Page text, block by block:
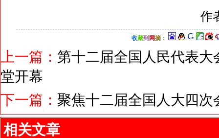
作
收藏到 网摘：
上一篇： 第十二届全国人民代表
堂开幕
下一篇： 聚焦十二届全国人大四次
相关文章